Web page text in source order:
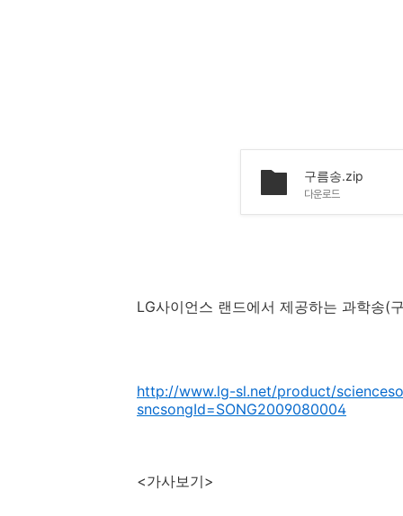
구름송.zip
다운로드
LG사이언스 랜드에서 제공하는 과학송(
http://www.lg-sl.net/product/
sncsongId=SONG2009080004
<가사보기>